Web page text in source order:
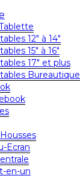
12″ à 14″
15″ à 16″
17″ et plus
Bureautique
Ecran
en-un